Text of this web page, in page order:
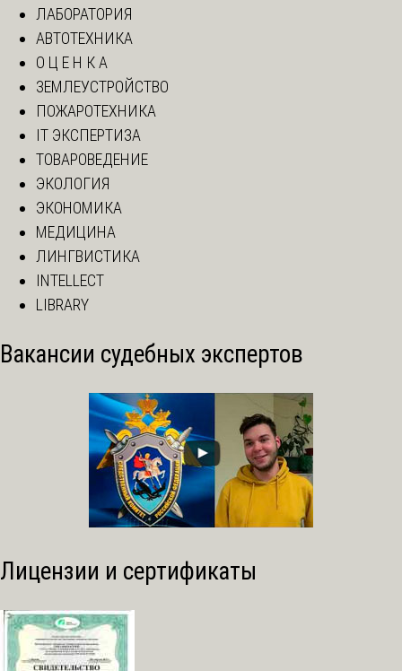
ЛАБОРАТОРИЯ
АВТОТЕХНИКА
О Ц Е Н К А
ЗЕМЛЕУСТРОЙСТВО
ПОЖАРОТЕХНИКА
IT ЭКСПЕРТИЗА
ТОВАРОВЕДЕНИЕ
ЭКОЛОГИЯ
ЭКОНОМИКА
МЕДИЦИНА
ЛИНГВИСТИКА
INTELLECT
LIBRARY
Вакансии судебных экспертов
Лицензии и сертификаты